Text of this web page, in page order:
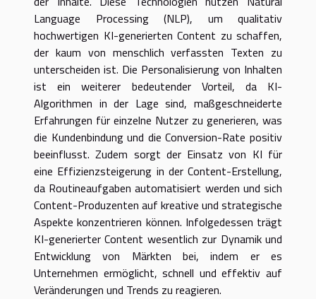
Language Processing (NLP), um qualitativ
hochwertigen KI-generierten Content zu schaffen,
der kaum von menschlich verfassten Texten zu
unterscheiden ist. Die Personalisierung von Inhalten
ist ein weiterer bedeutender Vorteil, da KI-
Algorithmen in der Lage sind, maßgeschneiderte
Erfahrungen für einzelne Nutzer zu generieren, was
die Kundenbindung und die Conversion-Rate positiv
beeinflusst. Zudem sorgt der Einsatz von KI für
eine Effizienzsteigerung in der Content-Erstellung,
da Routineaufgaben automatisiert werden und sich
Content-Produzenten auf kreative und strategische
Aspekte konzentrieren können. Infolgedessen trägt
KI-generierter Content wesentlich zur Dynamik und
Entwicklung von Märkten bei, indem er es
Unternehmen ermöglicht, schnell und effektiv auf
Veränderungen und Trends zu reagieren.